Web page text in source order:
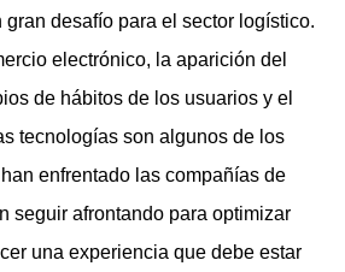
gran desafío para el sector logístico.
electrónico, la aparición del
de hábitos de los usuarios y el
tecnologías son algunos de los
enfrentado las compañías de
seguir afrontando para optimizar
una experiencia que debe estar